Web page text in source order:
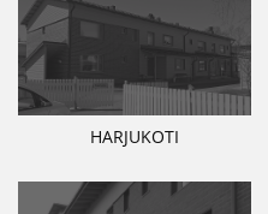
HARJUKOTI